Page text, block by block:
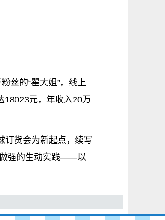
丝的“瞿大姐”，线上
元，年收入20万
订货会为新起点，续写
做强的生动实践——以